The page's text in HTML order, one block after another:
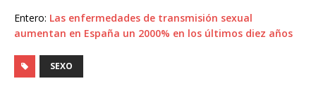
Entero: Las enfermedades de transmisión sexual
aumentan en España un 2000% en los últimos diez años
SEXO